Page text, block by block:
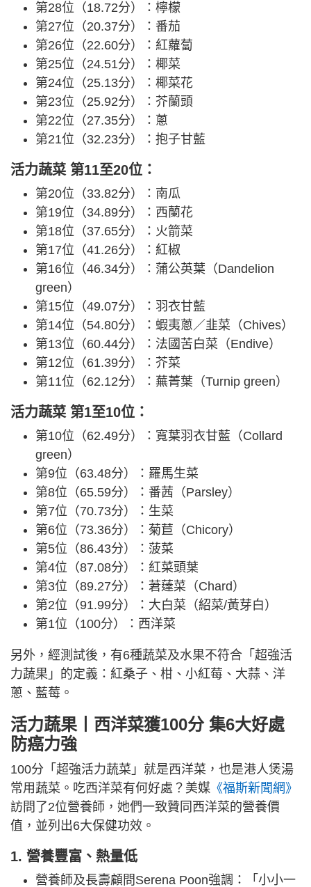
第28位（18.72分）：檸檬
第27位（20.37分）：番茄
第26位（22.60分）：紅蘿蔔
第25位（24.51分）：椰菜
第24位（25.13分）：椰菜花
第23位（25.92分）：芥蘭頭
第22位（27.35分）：蔥
第21位（32.23分）：抱子甘藍
活力蔬菜 第11至20位 ：
第20位（33.82分）：南瓜
第19位（34.89分）：西蘭花
第18位（37.65分）：火箭菜
第17位（41.26分）：紅椒
第16位（46.34分）：蒲公英葉（Dandelion
green）
第15位（49.07分）：羽衣甘藍
第14位（54.80分）：蝦夷蔥／韭菜（Chives）
第13位（60.44分）：法國苦白菜（Endive）
第12位（61.39分）：芥菜
第11位（62.12分）：蕪菁葉（Turnip green）
活力蔬菜 第1至10位 ：
第10位（62.49分）：寬葉羽衣甘藍（Collard
green）
第9位（63.48分）：羅馬生菜
第8位（65.59分）：番茜（Parsley）
第7位（70.73分）：生菜
第6位（73.36分）：菊苣（Chicory）
第5位（86.43分）：菠菜
第4位（87.08分）：紅菜頭葉
第3位（89.27分）：莙薘菜（Chard）
第2位（91.99分）：大白菜（紹菜/黃芽白）
第1位（100分）：西洋菜
另外，經測試後，有6種蔬菜及水果不符合「超強活
力蔬果」的定義：紅桑子、柑、小紅莓、大蒜、洋
蔥、藍莓。
活力蔬果丨西洋菜獲100分 集6大好處
防癌力強
100分「超強活力蔬菜」就是西洋菜，也是港人煲湯
常用蔬菜。吃西洋菜有何好處？美媒 《福斯新聞網》
訪問了2位營養師，她們一致贊同西洋菜的營養價
值，並列出6大保健功效。
1. 營養豐富、熱量低
營養師及長壽顧問Serena Poon強調：「小小一